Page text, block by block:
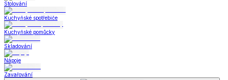
Stolování
Kuchyňské spotřebiče
Kuchyňské pomůcky
Skladování
Nápoje
Zavařování